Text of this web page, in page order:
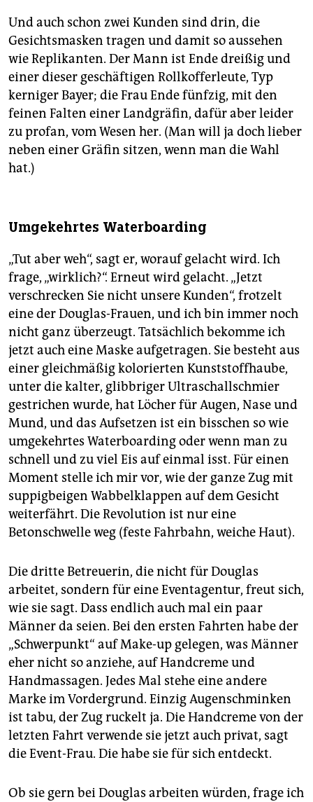
Und auch schon zwei Kunden sind drin, die
Gesichtsmasken tragen und damit so aussehen
wie Replikanten. Der Mann ist Ende dreißig und
einer dieser geschäftigen Rollkofferleute, Typ
kerniger Bayer; die Frau Ende fünfzig, mit den
feinen Falten einer Landgräfin, dafür aber leider
zu profan, vom Wesen her. (Man will ja doch lieber
neben einer Gräfin sitzen, wenn man die Wahl
hat.)
Umgekehrtes Waterboarding
„Tut aber weh“, sagt er, worauf gelacht wird. Ich
frage, „wirklich?“. Erneut wird gelacht. „Jetzt
verschrecken Sie nicht unsere Kunden“, frotzelt
eine der Douglas-Frauen, und ich bin immer noch
nicht ganz überzeugt. Tatsächlich bekomme ich
jetzt auch eine Maske aufgetragen. Sie besteht aus
einer gleichmäßig kolorierten Kunststoffhaube,
unter die kalter, glibbriger ­Ultra­schallschmier
gestrichen wurde, hat Löcher für Augen, Nase und
Mund, und das Aufsetzen ist ein bisschen so wie
umgekehrtes Waterboarding oder wenn man zu
schnell und zu viel Eis auf einmal isst. Für einen
Moment stelle ich mir vor, wie der ganze Zug mit
suppigbeigen Wabbelklappen auf dem Gesicht
weiterfährt. Die Revolution ist nur eine
Betonschwelle weg (feste Fahrbahn, weiche Haut).
Die dritte Betreuerin, die nicht für Douglas
arbeitet, sondern für eine Eventagentur, freut sich,
wie sie sagt. Dass endlich auch mal ein paar
Männer da seien. Bei den ersten Fahrten habe der
„Schwerpunkt“ auf Make-up gelegen, was Männer
eher nicht so anziehe, auf Handcreme und
Handmassagen. Jedes Mal stehe eine andere
Marke im Vordergrund. Einzig Augenschminken
ist tabu, der Zug ruckelt ja. Die Handcreme von der
letzten Fahrt verwende sie jetzt auch privat, sagt
die Event-Frau. Die habe sie für sich entdeckt.
Ob sie gern bei Douglas arbeiten würden, frage ich